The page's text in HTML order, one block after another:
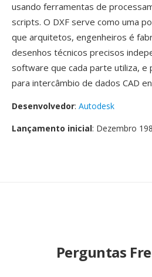
usando ferramentas de
scripts. O DXF serve como uma
que arquitetos, engenheiros é
desenhos técnicos precisos
software que cada parte utiliza, e
para intercâmbio de dados CAD
Desenvolvedor: Autodesk
Lançamento inicial: Dezembro
Perguntas